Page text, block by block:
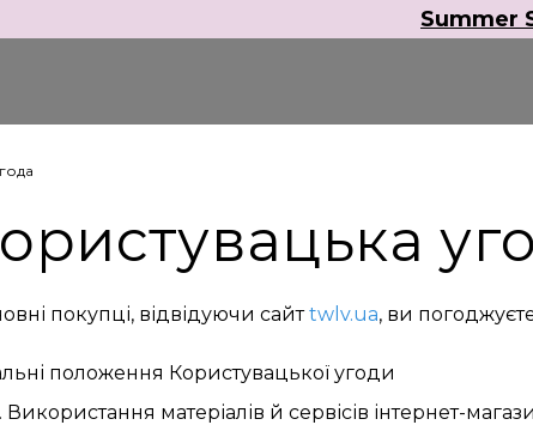
Summer
покупці, відвідуючи сайтtwlv.ua, ви
положення Користувацької угоди
Використання матеріалів й сервісів інтернет-